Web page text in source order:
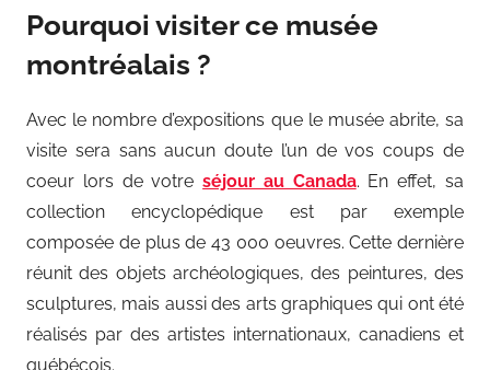
Pourquoi visiter ce musée
montréalais ?
Avec le nombre d’expositions que le musée abrite, sa
visite sera sans aucun doute l’un de vos coups de
coeur lors de votreséjour au Canada. En effet, sa
collection encyclopédique est par exemple
composée de plus de 43 000 oeuvres. Cette dernière
réunit des objets archéologiques, des peintures, des
sculptures, mais aussi des arts graphiques qui ont été
réalisés par des artistes internationaux, canadiens et
québécois.